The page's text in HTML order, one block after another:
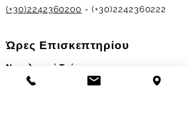
(+30)2242360200 - (+30)2242360222
Ώρες Επισκεπτηρίου
Νοσηλευτικά Τμήματα
Χειμερινό ωράριο: 11.00-13.00
17.30-19.30